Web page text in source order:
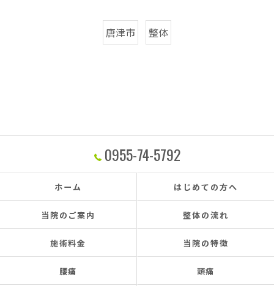
唐津市 整体
0955-74-5792
ホーム はじめての方へ
当院のご案内 整体の流れ
施術料金 当院の特徴
腰痛 頭痛